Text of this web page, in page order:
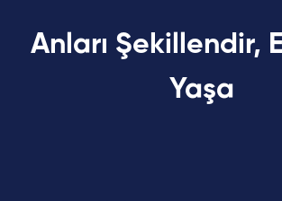
Anları Şekillendir,
Yaşa